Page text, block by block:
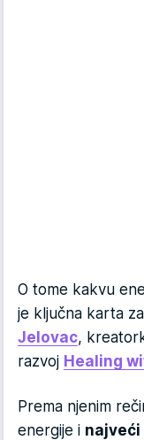
O tome kakvu
je ključna karta
Jelovac,
razvoj Healing
Prema njenim
energije i najveći